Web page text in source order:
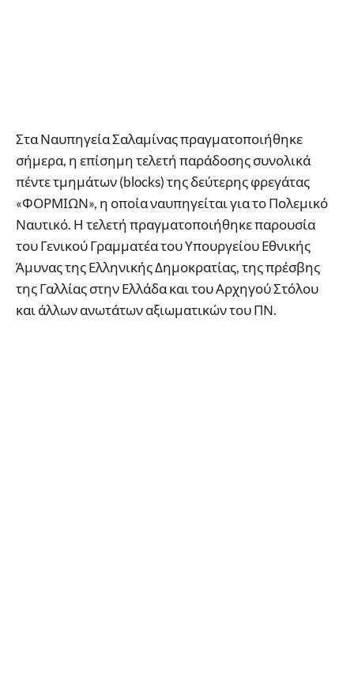
Στα Ναυπηγεία Σαλαμίνας πραγματοποιήθηκε
σήμερα, η επίσημη τελετή παράδοσης συνολικά
πέντε τμημάτων (blocks) της δεύτερης φρεγάτας
«ΦΟΡΜΙΩΝ», η οποία ναυπηγείται για το Πολεμικό
Ναυτικό. Η τελετή πραγματοποιήθηκε παρουσία
του Γενικού Γραμματέα του Υπουργείου Εθνικής
Άμυνας της Ελληνικής Δημοκρατίας, της πρέσβης
της Γαλλίας στην Ελλάδα και του Αρχηγού Στόλου
και άλλων ανωτάτων αξιωματικών του ΠΝ.